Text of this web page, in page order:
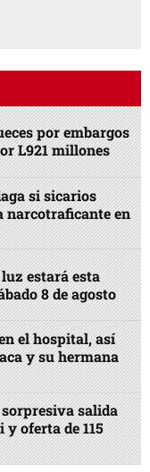
por embargos
L921 millones
si sicarios
narcotraficante en
estará esta
8 de agosto
el hospital, así
y su hermana
salida
y oferta de 115